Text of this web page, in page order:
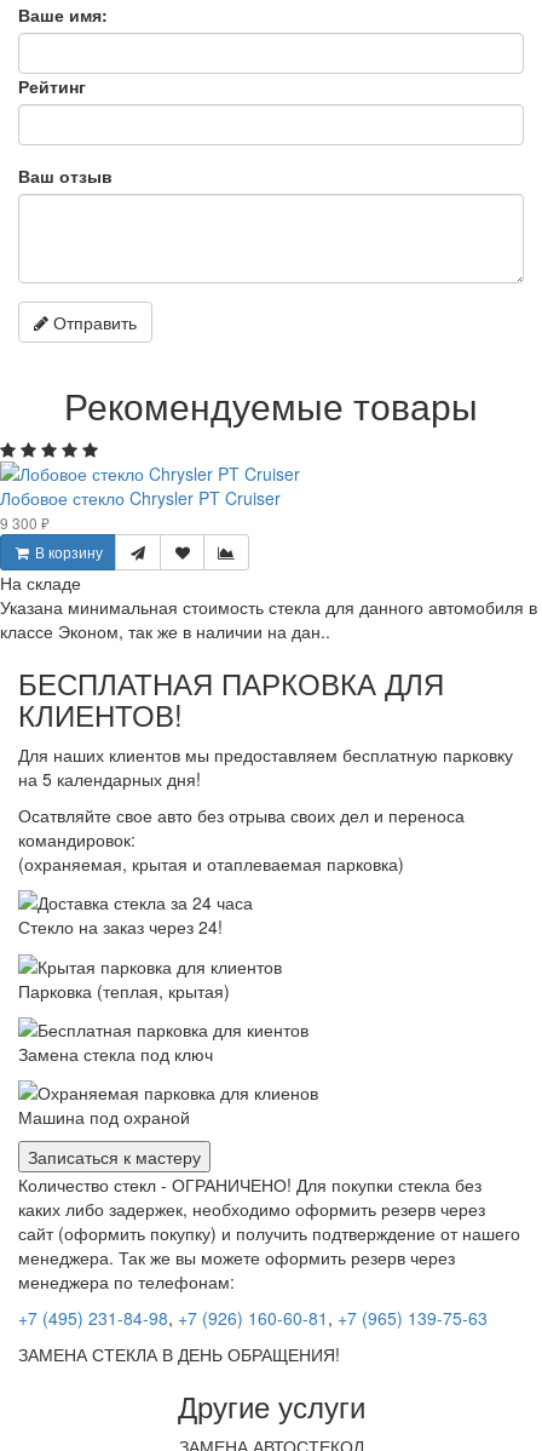
Ваше имя:
Рейтинг
Ваш отзыв
Отправить
Рекомендуемые товары
Лобовое стекло Chrysler PT Cruiser
9 300 ₽
В корзину
На складе
Указана минимальная стоимость стекла для данного автомобиля в
классе Эконом, так же в наличии на дан..
БЕСПЛАТНАЯ ПАРКОВКА ДЛЯ
КЛИЕНТОВ!
Для наших клиентов мы предоставляем бесплатную парковку
на 5 календарных дня!
Осатвляйте свое авто без отрыва своих дел и переноса
командировок:
(охраняемая, крытая и отаплеваемая парковка)
Стекло на заказ через 24!
Парковка (теплая, крытая)
Замена стекла под ключ
Машина под охраной
Записаться к мастеру
Количество стекл - ОГРАНИЧЕНО! Для покупки стекла без
каких либо задержек, необходимо оформить резерв через
сайт (оформить покупку) и получить подтверждение от нашего
менеджера. Так же вы можете оформить резерв через
менеджера по телефонам:
+7 (495) 231-84-98, +7 (926) 160-60-81 , +7 (965) 139-75-63
ЗАМЕНА СТЕКЛА В ДЕНЬ ОБРАЩЕНИЯ!
Другие услуги